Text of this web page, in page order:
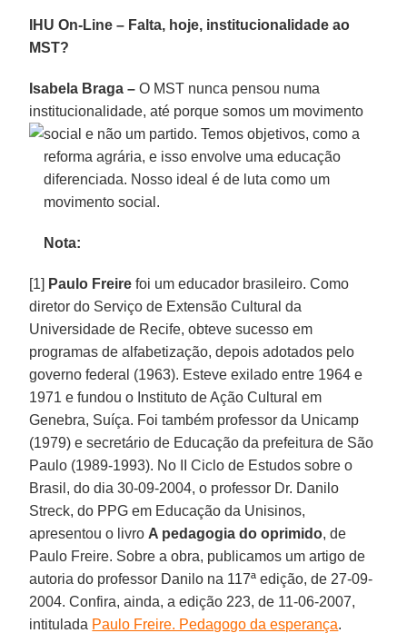
IHU On-Line – Falta, hoje, institucionalidade ao
MST?
Isabela Braga – O MST nunca pensou numa
institucionalidade, até porque somos um movimento
social e não um partido. Temos objetivos, como a
reforma agrária, e isso envolve uma educação
diferenciada. Nosso ideal é de luta como um
movimento social.
Nota:
[1] Paulo Freire foi um educador brasileiro. Como
diretor do Serviço de Extensão Cultural da
Universidade de Recife, obteve sucesso em
programas de alfabetização, depois adotados pelo
governo federal (1963). Esteve exilado entre 1964 e
1971 e fundou o Instituto de Ação Cultural em
Genebra, Suíça. Foi também professor da Unicamp
(1979) e secretário de Educação da prefeitura de São
Paulo (1989-1993). No II Ciclo de Estudos sobre o
Brasil, do dia 30-09-2004, o professor Dr. Danilo
Streck, do PPG em Educação da Unisinos,
apresentou o livro A pedagogia do oprimido, de
Paulo Freire. Sobre a obra, publicamos um artigo de
autoria do professor Danilo na 117ª edição, de 27-09-
2004. Confira, ainda, a edição 223, de 11-06-2007,
intitulada Paulo Freire. Pedagogo da esperança.